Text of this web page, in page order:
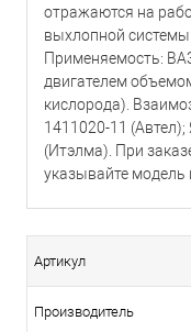
отражаются на
выхлопной системы
Применяемость:
двигателем
кислорода).
1411020-11
(Итэлма). При
указывайте модель
Артикул
Производитель